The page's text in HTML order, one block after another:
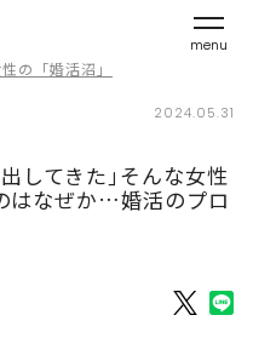
menu
の「婚活沼」
2024.05.31
してきた｣そんな女性
はなぜか…婚活のプロ